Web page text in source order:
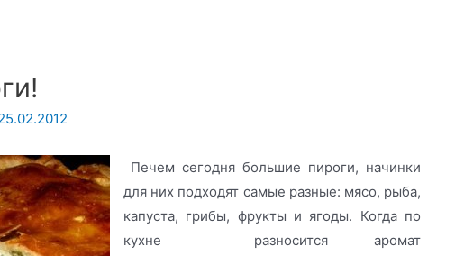
Печем сегодня большие пироги, начинки
для них подходят самые разные: мясо, рыба,
капуста, грибы, фрукты и ягоды. Когда по
кухне разносится аромат